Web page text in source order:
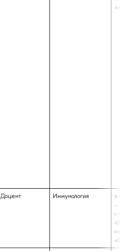
языка»
Доцент Иммунология
–